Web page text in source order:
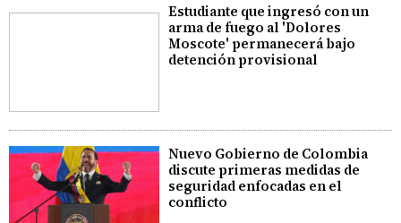
Estudiante que ingresó con un
arma de fuego al 'Dolores
Moscote' permanecerá bajo
detención provisional
Nuevo Gobierno de Colombia
discute primeras medidas de
seguridad enfocadas en el
conflicto